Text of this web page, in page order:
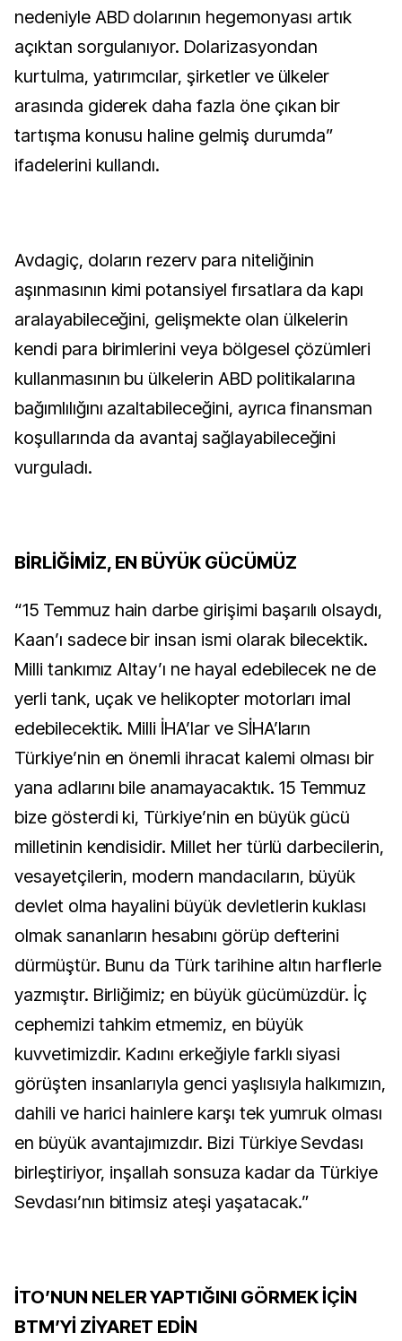
nedeniyle ABD dolarının hegemonyası artık
açıktan sorgulanıyor. Dolarizasyondan
kurtulma, yatırımcılar, şirketler ve ülkeler
arasında giderek daha fazla öne çıkan bir
tartışma konusu haline gelmiş durumda”
ifadelerini kullandı.
Avdagiç, doların rezerv para niteliğinin
aşınmasının kimi potansiyel fırsatlara da kapı
aralayabileceğini, gelişmekte olan ülkelerin
kendi para birimlerini veya bölgesel çözümleri
kullanmasının bu ülkelerin ABD politikalarına
bağımlılığını azaltabileceğini, ayrıca finansman
koşullarında da avantaj sağlayabileceğini
vurguladı.
BİRLİĞİMİZ, EN BÜYÜK GÜCÜMÜZ
“15 Temmuz hain darbe girişimi başarılı olsaydı,
Kaan’ı sadece bir insan ismi olarak bilecektik.
Milli tankımız Altay’ı ne hayal edebilecek ne de
yerli tank, uçak ve helikopter motorları imal
edebilecektik. Milli İHA’lar ve SİHA’ların
Türkiye’nin en önemli ihracat kalemi olması bir
yana adlarını bile anamayacaktık. 15 Temmuz
bize gösterdi ki, Türkiye’nin en büyük gücü
milletinin kendisidir. Millet her türlü darbecilerin,
vesayetçilerin, modern mandacıların, büyük
devlet olma hayalini büyük devletlerin kuklası
olmak sananların hesabını görüp defterini
dürmüştür. Bunu da Türk tarihine altın harflerle
yazmıştır. Birliğimiz; en büyük gücümüzdür. İç
cephemizi tahkim etmemiz, en büyük
kuvvetimizdir. Kadını erkeğiyle farklı siyasi
görüşten insanlarıyla genci yaşlısıyla halkımızın,
dahili ve harici hainlere karşı tek yumruk olması
en büyük avantajımızdır. Bizi Türkiye Sevdası
birleştiriyor, inşallah sonsuza kadar da Türkiye
Sevdası’nın bitimsiz ateşi yaşatacak.”
İTO’NUN NELER YAPTIĞINI GÖRMEK İÇİN
BTM’Yİ ZİYARET EDİN